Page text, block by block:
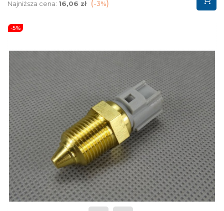
podstawowa
Najniższa cena: 16,06 zł -3%
-5%